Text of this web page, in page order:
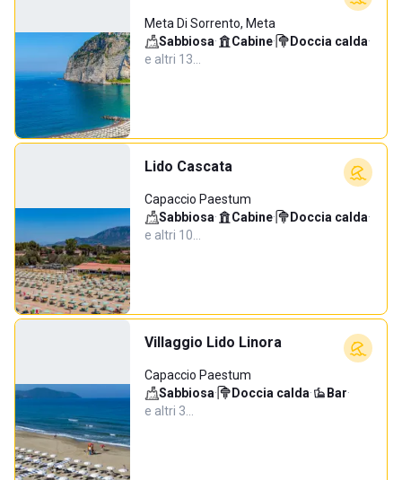
Meta Di Sorrento, Meta
Sabbiosa· Cabine· Doccia calda·
e altri 13…
Lido Cascata
Capaccio Paestum
Sabbiosa· Cabine· Doccia calda·
e altri 10…
Villaggio Lido Linora
Capaccio Paestum
Sabbiosa· Doccia calda· Bar·
e altri 3…